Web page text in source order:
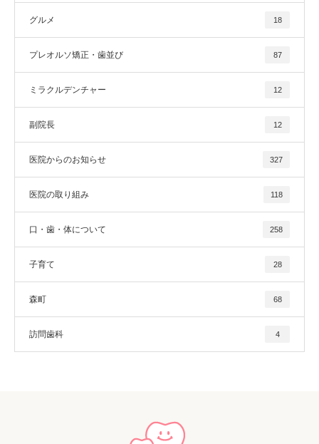
グルメ 18
プレオルソ矯正・歯並び 87
ミラクルデンチャー 12
副院長 12
医院からのお知らせ 327
医院の取り組み 118
口・歯・体について 258
子育て 28
森町 68
訪問歯科 4